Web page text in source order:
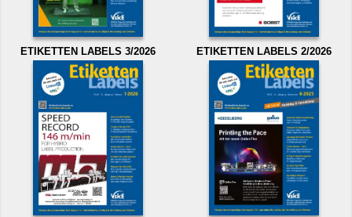
ETIKETTEN LABELS 3/2026 ETIKETTEN LABELS 2/2026